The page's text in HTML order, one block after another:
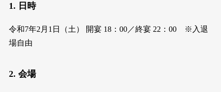
1. 日時
令和7年2月1日（土） 開宴 18：00／終宴 22：00 ※入退
場自由
2. 会場